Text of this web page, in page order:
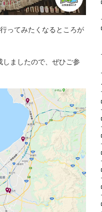
ってみたくなるところが
しましたので、ぜひご参